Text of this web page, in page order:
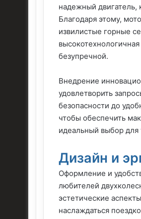
надежный двигатель,
Благодаря этому,
извилистые горные
безупречной.
Внедрение
удовлетворить
безопасности до
чтобы обеспечить
идеальный выбор для
Дизайн и
Оформление и
любителей
эстетические
наслаждаться